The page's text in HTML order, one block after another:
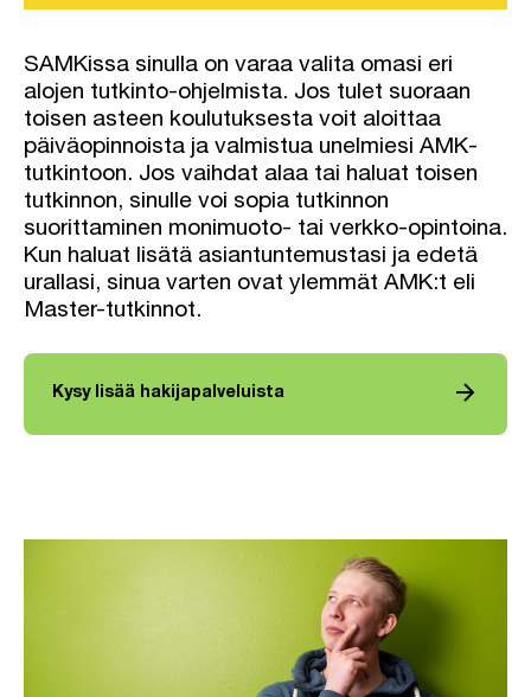
SAMKissa sinulla on varaa valita omasi eri
alojen tutkinto-ohjelmista. Jos tulet suoraan
toisen asteen koulutuksesta voit aloittaa
päiväopinnoista ja valmistua unelmiesi AMK-
tutkintoon. Jos vaihdat alaa tai haluat toisen
tutkinnon, sinulle voi sopia tutkinnon
suorittaminen monimuoto- tai verkko-opintoina.
Kun haluat lisätä asiantuntemustasi ja edetä
urallasi, sinua varten ovat ylemmät AMK:t eli
Master-tutkinnot.
Kysy lisää hakijapalveluista arrow_forward